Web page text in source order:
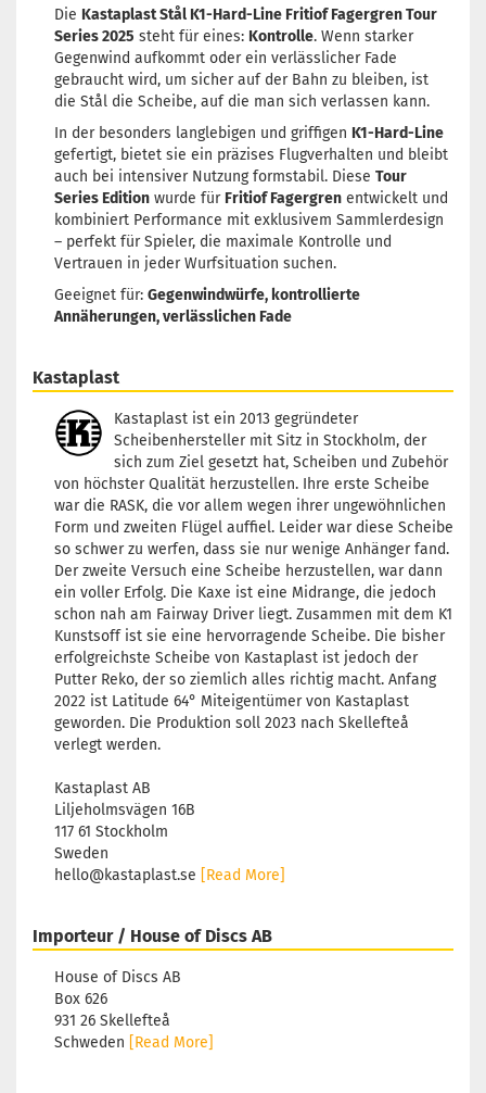
Die Kastaplast Stål K1-Hard-Line Fritiof Fagergren Tour
Series 2025 steht für eines: Kontrolle. Wenn starker
Gegenwind aufkommt oder ein verlässlicher Fade
gebraucht wird, um sicher auf der Bahn zu bleiben, ist
die Stål die Scheibe, auf die man sich verlassen kann.
In der besonders langlebigen und griffigen K1-Hard-Line
gefertigt, bietet sie ein präzises Flugverhalten und bleibt
auch bei intensiver Nutzung formstabil. Diese Tour
Series Edition wurde für Fritiof Fagergren entwickelt und
kombiniert Performance mit exklusivem Sammlerdesign
– perfekt für Spieler, die maximale Kontrolle und
Vertrauen in jeder Wurfsituation suchen.
Geeignet für: Gegenwindwürfe, kontrollierte
Annäherungen, verlässlichen Fade
Kastaplast
Kastaplast ist ein 2013 gegründeter
Scheibenhersteller mit Sitz in Stockholm, der
sich zum Ziel gesetzt hat, Scheiben und Zubehör
von höchster Qualität herzustellen. Ihre erste Scheibe
war die RASK, die vor allem wegen ihrer ungewöhnlichen
Form und zweiten Flügel auffiel. Leider war diese Scheibe
so schwer zu werfen, dass sie nur wenige Anhänger fand.
Der zweite Versuch eine Scheibe herzustellen, war dann
ein voller Erfolg. Die Kaxe ist eine Midrange, die jedoch
schon nah am Fairway Driver liegt. Zusammen mit dem K1
Kunstsoff ist sie eine hervorragende Scheibe. Die bisher
erfolgreichste Scheibe von Kastaplast ist jedoch der
Putter Reko, der so ziemlich alles richtig macht. Anfang
2022 ist Latitude 64° Miteigentümer von Kastaplast
geworden. Die Produktion soll 2023 nach Skellefteå
verlegt werden.
Kastaplast AB
Liljeholmsvägen 16B
117 61 Stockholm
Sweden
hello@kastaplast.se [Read More]
Importeur / House of Discs AB
House of Discs AB
Box 626
931 26 Skellefteå
Schweden [Read More]